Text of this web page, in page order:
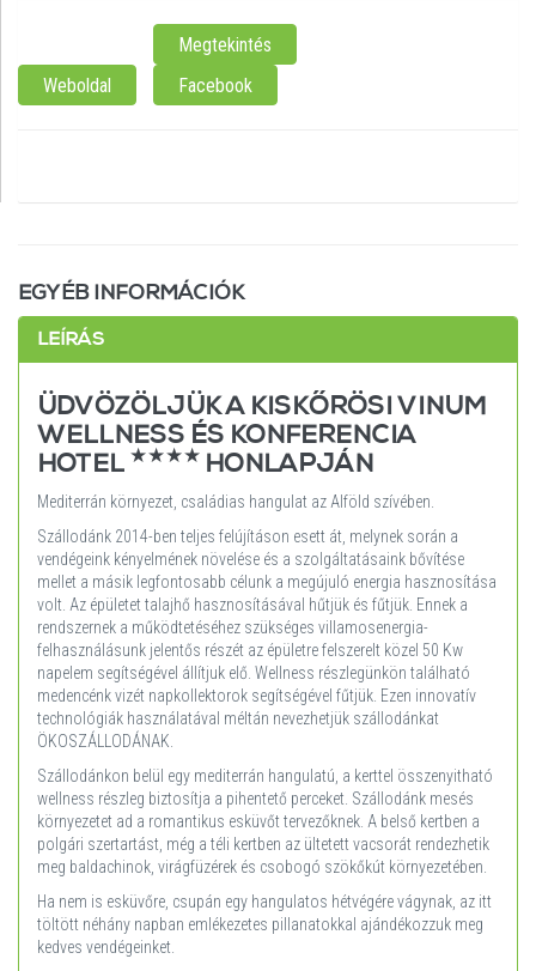
Megtekintés
Weboldal
Facebook
EGYÉB INFORMÁCIÓK
LEÍRÁS
ÜDVÖZÖLJÜK A KISKŐRÖSI VINUM
WELLNESS ÉS KONFERENCIA
HOTEL ★★★★ HONLAPJÁN
Mediterrán környezet, családias hangulat az Alföld szívében.
Szállodánk 2014-ben teljes felújításon esett át, melynek során a
vendégeink kényelmének növelése és a szolgáltatásaink bővítése
mellet a másik legfontosabb célunk a megújuló energia hasznosítása
volt. Az épületet talajhő hasznosításával hűtjük és fűtjük. Ennek a
rendszernek a működtetéséhez szükséges villamosenergia-
felhasználásunk jelentős részét az épületre felszerelt közel 50 Kw
napelem segítségével állítjuk elő. Wellness részlegünkön található
medencénk vizét napkollektorok segítségével fűtjük. Ezen innovatív
technológiák használatával méltán nevezhetjük szállodánkat
ÖKOSZÁLLODÁNAK.
Szállodánkon belül egy mediterrán hangulatú, a kerttel összenyitható
wellness részleg biztosítja a pihentető perceket. Szállodánk mesés
környezetet ad a romantikus esküvőt tervezőknek. A belső kertben a
polgári szertartást, még a téli kertben az ültetett vacsorát rendezhetik
meg baldachinok, virágfüzérek és csobogó szökőkút környezetében.
Ha nem is esküvőre, csupán egy hangulatos hétvégére vágynak, az itt
töltött néhány napban emlékezetes pillanatokkal ajándékozzuk meg
kedves vendégeinket.